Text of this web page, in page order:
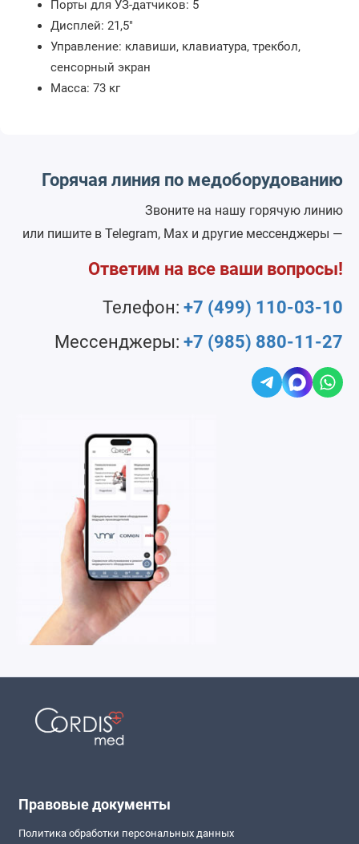
Порты для УЗ-датчиков: 5
Дисплей: 21,5"
Управление: клавиши, клавиатура, трекбол,
сенсорный экран
Масса: 73 кг
Горячая линия по медоборудованию
Звоните на нашу горячую линию
или пишите в Telegram, Max и другие мессенджеры —
Ответим на все ваши вопросы!
Телефон: +7 (499) 110-03-10
Мессенджеры: +7 (985) 880-11-27
Правовые документы
Политика обработки персональных данных